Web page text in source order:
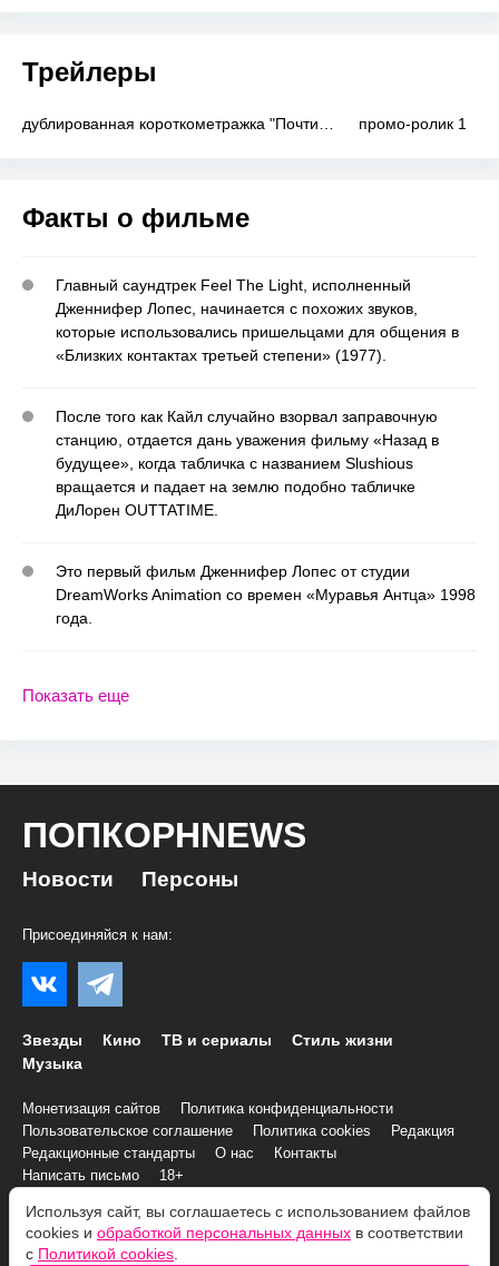
Трейлеры
промо-ролик 1
Факты о фильме
Главный саундтрек Feel The Light, исполненный
Дженнифер Лопес, начинается с похожих звуков,
которые использовались пришельцами для общения в
«Близких контактах третьей степени» (1977).
После того как Кайл случайно взорвал заправочную
станцию, отдается дань уважения фильму «Назад в
будущее», когда табличка с названием Slushious
вращается и падает на землю подобно табличке
ДиЛорен OUTTATIME.
Это первый фильм Дженнифер Лопес от студии
DreamWorks Animation со времен «Муравья Антца» 1998
года.
Показать еще
ПОПКОРНNEWS
Новости Персоны
Присоединяйся к нам:
Звезды Кино ТВ и сериалы
Стиль жизни
Музыка
Монетизация сайтов
Политика конфиденциальности
Пользовательское соглашение
Политика cookies
Редакция
Редакционные стандарты
О нас
Контакты
Написать письмо
18+
© 2007–2026 Все права и материалы принадлежат
«ПОПКОРНNEWS»
Используя сайт, вы соглашаетесь с использованием файлов
cookies и обработкой персональных данных в соответствии
с Политикой cookies